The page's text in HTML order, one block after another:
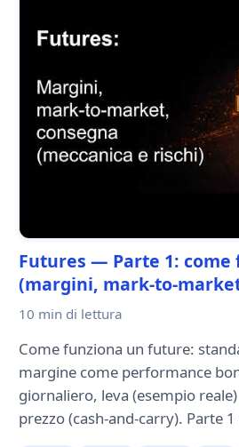
Futures — Parte 1: come
(margini, mark-to-
10 min di lettura
Come funziona un future:
margine come performance
giornaliero, leva (esempio
prezzo (cash-and-carry). Parte 1